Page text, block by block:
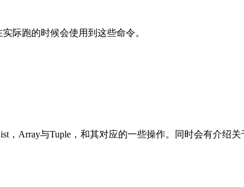
际跑的时候会使用到这些命令。
Array与Tuple，和其对应的一些操作。同时会有介绍关